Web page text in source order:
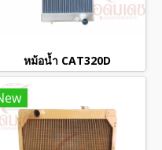
หม้อน้ำ CAT320D